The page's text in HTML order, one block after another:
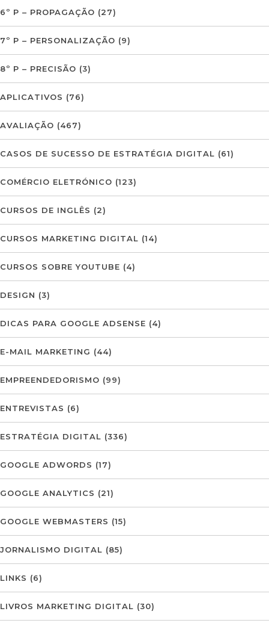
6º P – PROPAGAÇÃO (27)
7º P – PERSONALIZAÇÃO (9)
8º P – PRECISÃO (3)
APLICATIVOS (76)
AVALIAÇÃO (467)
CASOS DE SUCESSO DE ESTRATÉGIA DIGITAL (61)
COMÉRCIO ELETRÓNICO (123)
CURSOS DE INGLÊS (2)
CURSOS MARKETING DIGITAL (14)
CURSOS SOBRE YOUTUBE (4)
DESIGN (3)
DICAS PARA GOOGLE ADSENSE (4)
E-MAIL MARKETING (44)
EMPREENDEDORISMO (99)
ENTREVISTAS (6)
ESTRATÉGIA DIGITAL (336)
GOOGLE ADWORDS (17)
GOOGLE ANALYTICS (21)
GOOGLE WEBMASTERS (15)
JORNALISMO DIGITAL (85)
LINKS (6)
LIVROS MARKETING DIGITAL (30)